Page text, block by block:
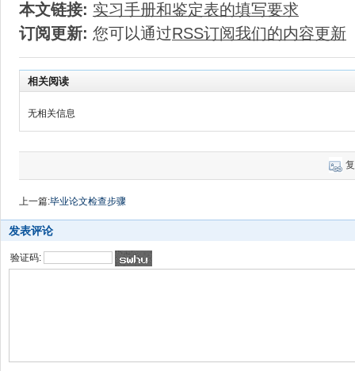
本文链接: 实习手册和鉴定表的填写要求
订阅更新: 您可以通过RSS订阅我们的内容更新
相关阅读
无相关信息
上一篇:毕业论文检查步骤
发表评论
验证码: